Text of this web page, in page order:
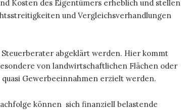
Kosten des Eigentümers erheblich und stellen
und Vergleichsverhandlungen
abgeklärt werden. Hier kommt
von landwirtschaftlichen Flächen oder
Gewerbeeinnahmen erzielt werden.
können sich finanziell belastende